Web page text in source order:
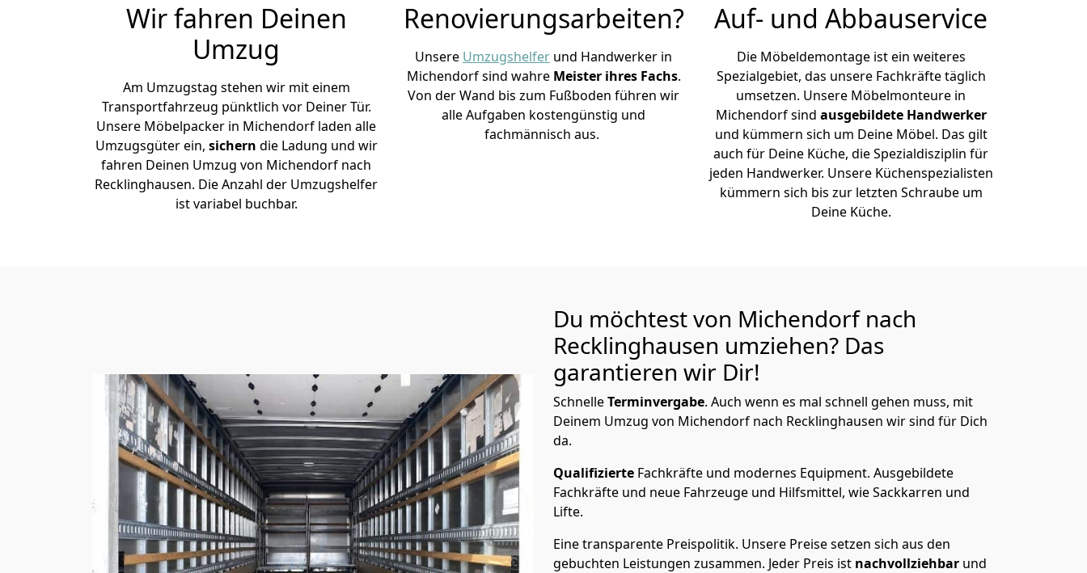
Wir fahren Deinen
Umzug
Am Umzugstag stehen wir mit einem
Transportfahrzeug pünktlich vor Deiner Tür.
Unsere Möbelpacker in Michendorf laden alle
Umzugsgüter ein, sichern die Ladung und wir
fahren Deinen Umzug von Michendorf nach
Recklinghausen. Die Anzahl der Umzugshelfer
ist variabel buchbar.
Renovierungsarbeiten?
Unsere Umzugshelfer und Handwerker in
Michendorf sind wahre Meister ihres Fachs.
Von der Wand bis zum Fußboden führen wir
alle Aufgaben kostengünstig und
fachmännisch aus.
Auf- und Abbauservice
Die Möbeldemontage ist ein weiteres
Spezialgebiet, das unsere Fachkräfte täglich
umsetzen. Unsere Möbelmonteure in
Michendorf sind ausgebildete Handwerker
und kümmern sich um Deine Möbel. Das gilt
auch für Deine Küche, die Spezialdisziplin für
jeden Handwerker. Unsere Küchenspezialisten
kümmern sich bis zur letzten Schraube um
Deine Küche.
Du möchtest von Michendorf nach
Recklinghausen umziehen? Das
garantieren wir Dir!
SchnelleTerminvergabe. Auch wenn es mal schnell gehen muss, mit
Deinem Umzug von Michendorf nach Recklinghausen wir sind für Dich
da.
Qualifizierte Fachkräfte und modernes Equipment. Ausgebildete
Fachkräfte und neue Fahrzeuge und Hilfsmittel, wie Sackkarren und
Lifte.
Eine transparente Preispolitik. Unsere Preise setzen sich aus den
gebuchten Leistungen zusammen. Jeder Preis ist nachvollziehbar und